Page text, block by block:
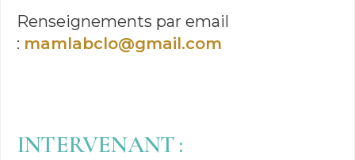
Renseignements par email
: mamlabclo@gmail.com
INTERVENANT :